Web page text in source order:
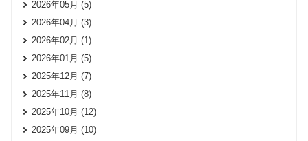
2026年05月 (5)
2026年04月 (3)
2026年02月 (1)
2026年01月 (5)
2025年12月 (7)
2025年11月 (8)
2025年10月 (12)
2025年09月 (10)